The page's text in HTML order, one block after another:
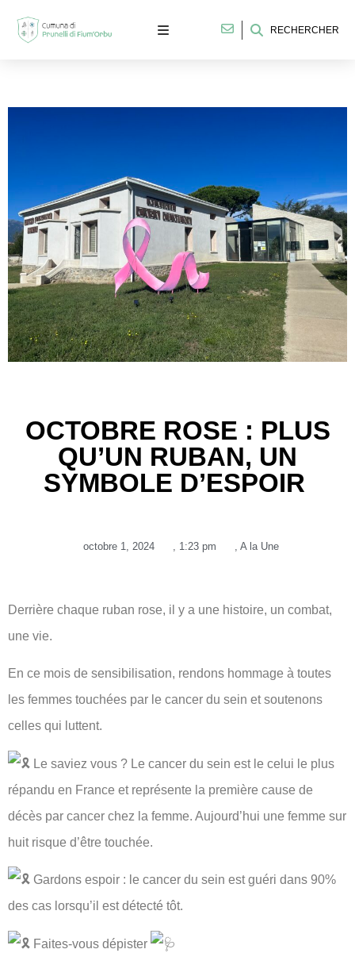
RECHERCHER
OCTOBRE ROSE : PLUS
QU’UN RUBAN, UN
SYMBOLE D’ESPOIR
octobre 1, 2024 , 1:23 pm , A la Une
Derrière chaque ruban rose, il y a une histoire, un combat,
une vie.
En ce mois de sensibilisation, rendons hommage à toutes
les femmes touchées par le cancer du sein et soutenons
celles qui luttent.
Le saviez vous ? Le cancer du sein est le celui le plus
répandu en France et représente la première cause de
décès par cancer chez la femme. Aujourd’hui une femme sur
huit risque d’être touchée.
Gardons espoir : le cancer du sein est guéri dans 90%
des cas lorsqu’il est détecté tôt.
Faites-vous dépister